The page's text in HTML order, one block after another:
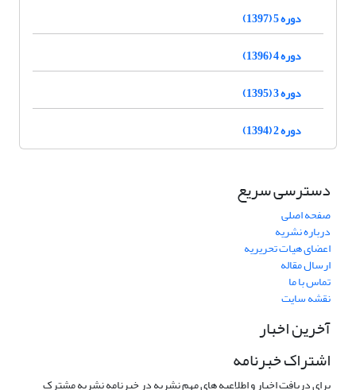
دوره 5 (1397)
دوره 4 (1396)
دوره 3 (1395)
دوره 2 (1394)
دسترسی سریع
صفحه اصلی
درباره نشریه
اعضای هیات تحریریه
ارسال مقاله
تماس با ما
نقشه سایت
آخرین اخبار
اشتراک خبرنامه
برای دریافت اخبار و اطلاعیه های مهم نشریه در خبرنامه نشریه مشترک